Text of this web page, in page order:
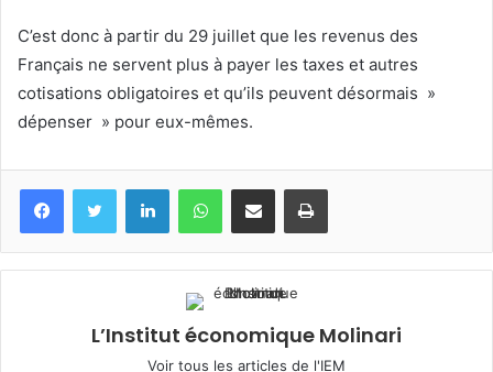
C’est donc à partir du 29 juillet que les revenus des
Français ne servent plus à payer les taxes et autres
cotisations obligatoires et qu’ils peuvent désormais »
dépenser » pour eux-mêmes.
FacebookTwitter LinkedinWhatsApp
Partagez par mail Imprimez
L’Institut économique Molinari
Voir tous les articles de l'IEM